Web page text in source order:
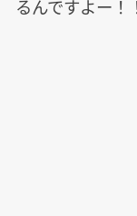
るんですよー！